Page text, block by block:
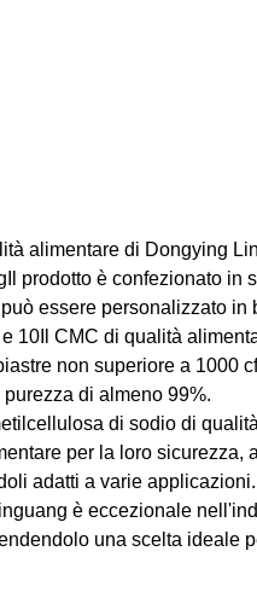
alimentare di Dongying
prodotto è confezionato in
essere personalizzato in
10Il CMC di qualità
non superiore a 1000
di almeno 99%.
di sodio di
per la loro sicurezza,
adatti a varie applicazioni.
è eccezionale
una scelta ideale